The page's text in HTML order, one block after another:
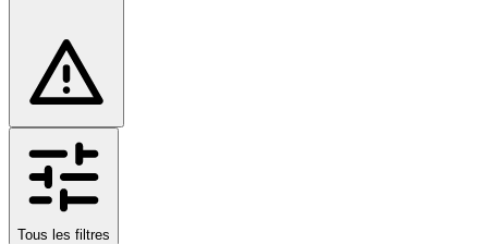
Tous les filtres